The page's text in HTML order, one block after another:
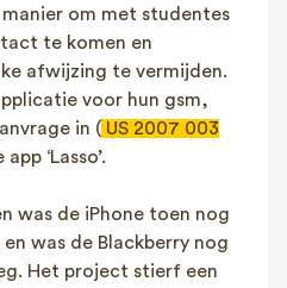
om met studentes
te komen en
afwijzing te vermijden.
voor hun gsm,
in ( US 2007 003
‘Lasso’.
was de iPhone toen nog
was de Blackberry nog
Het project stierf een